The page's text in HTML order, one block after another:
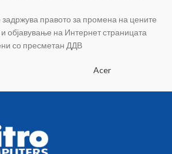
задржува правото за промена на цените
објавување на Интернет страницата
со пресметан ДДВ
Acer